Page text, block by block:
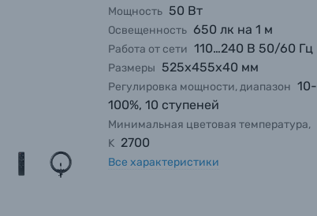
Мощность 50 Вт
Освещенность 650 лк на 1 м
Работа от сети 110…240 В 50/60 Гц
Размеры 525х455х40 мм
Регулировка мощности, диапазон 10-
100%, 10 ступеней
Минимальная цветовая температура,
K 2700
Все характеристики